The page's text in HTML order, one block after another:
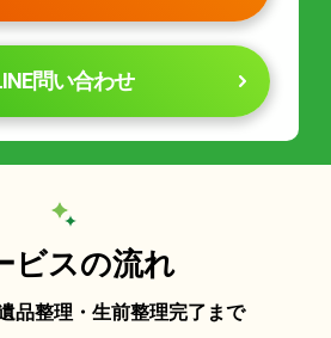
問い合わせ
ビスの流れ
品整理・生前整理完了まで